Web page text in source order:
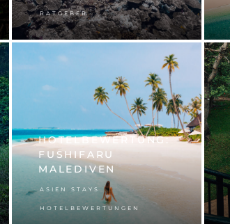
RATGEBER
HOTELBEWERTUNG:
FUSHIFARU
MALEDIVEN
ASIEN STAYS
HOTELBEWERTUNGEN